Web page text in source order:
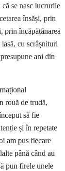
se nasc lucrurile
însăși, prin
prin încăpățânarea
iasă, cu scrâșnituri
ani din
rouă de trudă,
să fie
și în repetate
am pus fiecare
până când au
pun firele unele